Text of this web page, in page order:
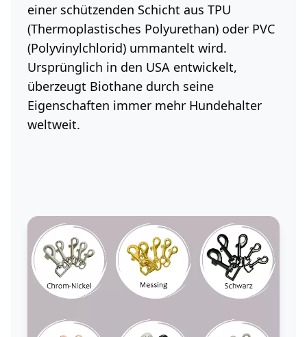
einer schützenden Schicht aus TPU
(Thermoplastisches Polyurethan) oder PVC
(Polyvinylchlorid) ummantelt wird.
Ursprünglich in den USA entwickelt,
überzeugt Biothane durch seine
Eigenschaften immer mehr Hundehalter
weltweit.